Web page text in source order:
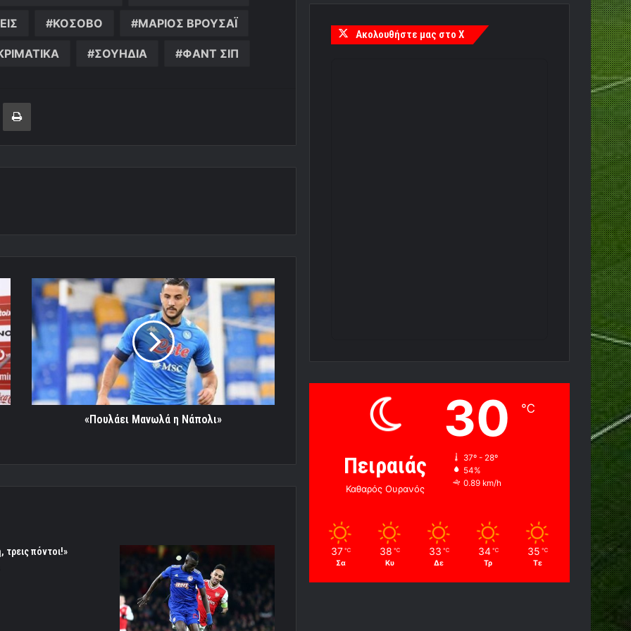
ΚΟΣΟΒΟ ΜΑΡΙΟΣ ΒΡΟΥΣΑΪ
ΣΟΥΗΔΙΑ ΦΑΝΤ ΣΙΠ
Κοινοποίηση μέσω ηλεκτρονικού ταχυδρομείουΕκτύπωση
«Πουλάει
Μανωλά
Νάπολι»
«Πουλάει Μανωλά η Νάπολι»
τρεις πόντοι!»
Ακολουθήστε μας στο X
Πειραιάς
Καθαρός Ουρανός
30 ℃
37º - 28º
54%
0.89 km/h
37 ℃
Σα
38 ℃
Κυ
33 ℃
Δε
34 ℃
Τρ
35 ℃
Τε